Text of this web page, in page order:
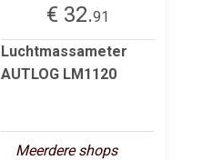
€ 32.91
Luchtmassameter
AUTLOG LM1120
Meerdere shops